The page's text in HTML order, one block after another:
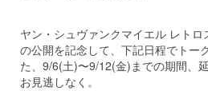
ヤン・シュヴァンクマイエル レトロ
の公開を記念して、下記日程でトー
た、9/6(土)〜9/12(金)までの期間、
お見逃しなく。